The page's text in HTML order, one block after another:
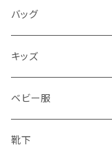
水筒
水筒
バッグ
キッズ
ベビー服
靴下